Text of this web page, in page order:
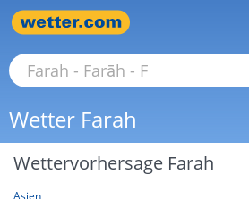
Wetter Farah
Wettervorhersage Farah